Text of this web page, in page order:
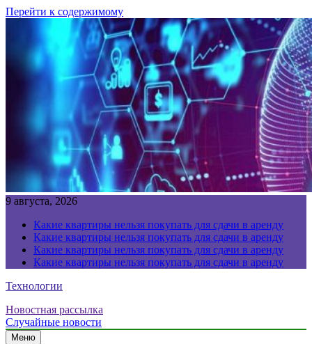
Перейти к содержимому
9 августа, 2026
Какие квартиры нельзя покупать для сдачи в аренду
Какие квартиры нельзя покупать для сдачи в аренду
Какие квартиры нельзя покупать для сдачи в аренду
Какие квартиры нельзя покупать для сдачи в аренду
Технологии
Новостная рассылка
Случайные новости
Меню